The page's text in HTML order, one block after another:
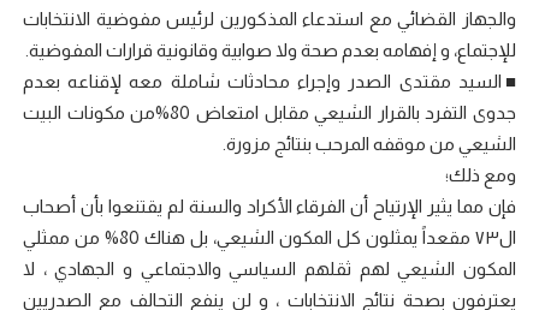
والجهاز القضائي مع استدعاء المذكورين لرئيس مفوضية الانتخابات
للإجتماع، و إفهامه بعدم صحة ولا صوابية وقانونية قرارات المفوضية.
■السيد مقتدى الصدر وإجراء محادثات شاملة معه لإقناعه بعدم
جدوى التفرد بالقرار الشيعي مقابل امتعاض 80%من مكونات البيت
الشيعي من موقفه المرحب بنتائج مزورة.
ومع ذلك؛
فإن مما يثير الإرتياح أن الفرقاء الأكراد والسنة لم يقتنعوا بأن أصحاب
ال٧٣ مقعداً يمثلون كل المكون الشيعي، بل هناك 80% من ممثلي
المكون الشيعي لهم ثقلهم السياسي والاجتماعي و الجهادي ، لا
يعترفون بصحة نتائج الانتخابات ، و لن ينفع التحالف مع الصدريين